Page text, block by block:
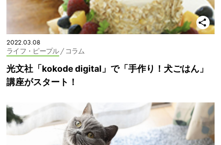
2022.03.08
ライフ・ピープル/ コラム
光文社「kokode digital」で「手作り！犬ごはん」
講座がスタート！